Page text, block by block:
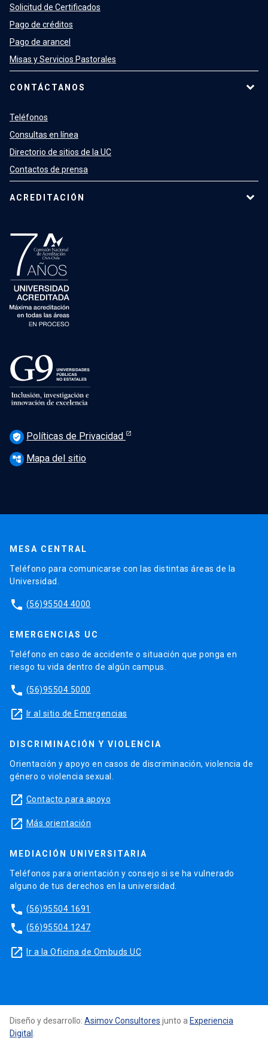
Solicitud de Certificados
Pago de créditos
Pago de arancel
Misas y Servicios Pastorales
CONTÁCTANOS
Teléfonos
Consultas en línea
Directorio de sitios de la UC
Contactos de prensa
ACREDITACIÓN
verified_user Políticas de Privacidad
account_tree Mapa del sitio
MESA CENTRAL
Teléfono para comunicarse con las distintas áreas de la
Universidad.
phone (56)95504 4000
EMERGENCIAS UC
Teléfono en caso de accidente o situación que ponga en
riesgo tu vida dentro de algún campus.
phone (56)95504 5000
launch Ir al sitio de Emergencias
DISCRIMINACIÓN Y VIOLENCIA
Orientación y apoyo en casos de discriminación, violencia de
género o violencia sexual.
launch Contacto para apoyo
launch Más orientación
MEDIACIÓN UNIVERSITARIA
Teléfonos para orientación y consejo si se ha vulnerado
alguno de tus derechos en la universidad.
phone (56)95504 1691
phone (56)95504 1247
launch Ir a la Oficina de Ombuds UC
Diseño y desarrollo: Asimov Consultores junto a Experiencia
Digital